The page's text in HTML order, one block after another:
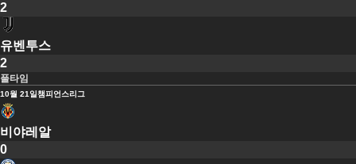
2
유벤투스
2
풀타임
10월 21일챔피언스리그
비야레알
0